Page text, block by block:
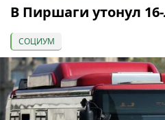
В Пиршаги утонул
СОЦИУМ